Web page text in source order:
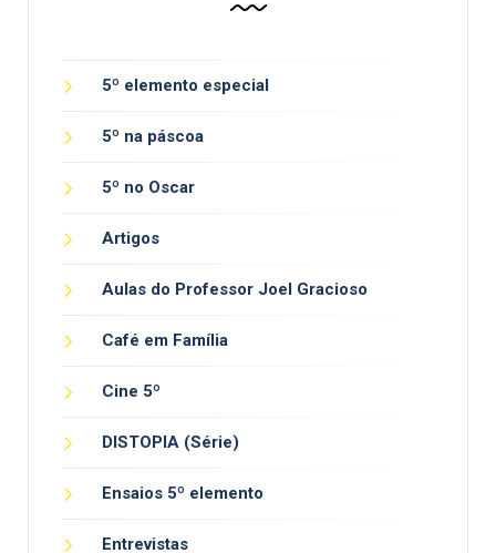
5º elemento especial
5º na páscoa
5º no Oscar
Artigos
Aulas do Professor Joel Gracioso
Café em Família
Cine 5º
DISTOPIA (Série)
Ensaios 5º elemento
Entrevistas